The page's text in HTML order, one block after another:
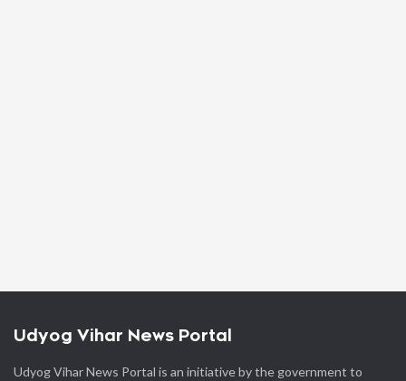
Udyog Vihar News Portal
Udyog Vihar News Portal is an initiative by the government to